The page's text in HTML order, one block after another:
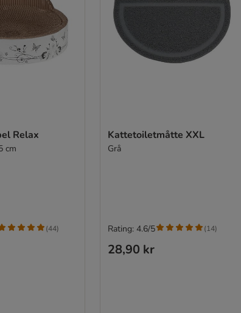
Relax
cm
(44)
Kattetoiletmåtte XXL
Grå
28,90 kr
Rating: 4.6/5 (14)